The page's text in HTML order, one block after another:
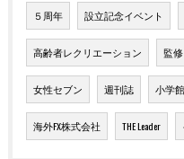
５周年 設立記念イベント
高齢者レクリエーション 監修
女性セブン 週刊誌 小学館
海外FX株式会社 THE Leader